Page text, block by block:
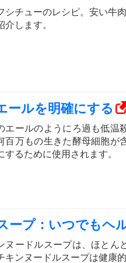
シチューのレシピ。安い牛
介します。
ールを明確にする
エールのようにろ過も低温
百万もの生きた酵母細胞が
するために使用されます。
ープ：いつでもヘ
ヌードルスープは、ほとん
キンヌードルスープは健康